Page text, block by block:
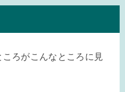
ころがこんなところに見